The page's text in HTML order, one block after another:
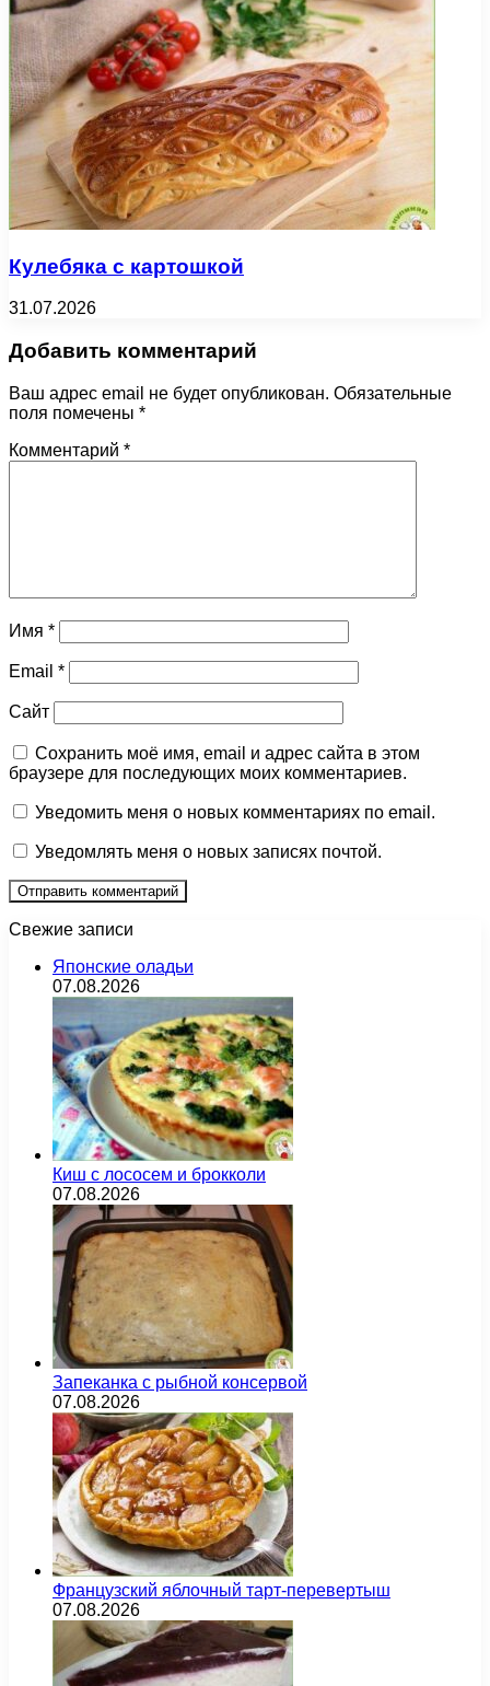
Кулебяка с картошкой
31.07.2026
Добавить комментарий
Ваш адрес email не будет опубликован. Обязательные
поля помечены *
Комментарий *
Имя *
Email *
Сайт
Сохранить моё имя, email и адрес сайта в этом
браузере для последующих моих комментариев.
Уведомить меня о новых комментариях по email.
Уведомлять меня о новых записях почтой.
Свежие записи
Японские оладьи
07.08.2026
Киш с лососем и брокколи
07.08.2026
Запеканка с рыбной консервой
07.08.2026
Французский яблочный тарт-перевертыш
07.08.2026